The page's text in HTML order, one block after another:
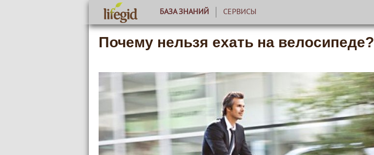
БАЗА ЗНАНИЙ СЕРВИСЫ
Почему нельзя ехать на велосипеде?